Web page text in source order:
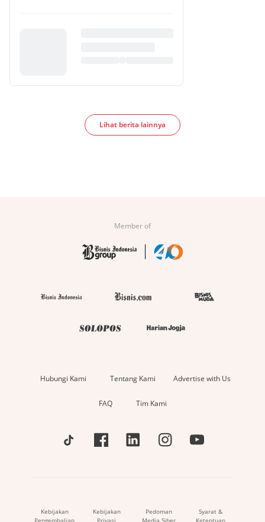
Lihat berita lainnya
Member of
Hubungi Kami Tentang Kami Advertise with Us
FAQ Tim Kami
Kebijakan
Pengembalian
Kebijakan
Privasi
Pedoman
Media Siber
Syarat &
Ketentuan